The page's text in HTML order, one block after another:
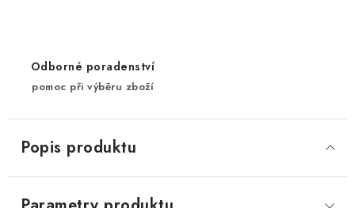
Odborné poradenství
pomoc při výběru zboží
Popis produktu